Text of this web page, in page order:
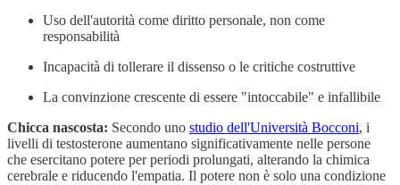
Uso dell'autorità come diritto personale, non come
responsabilità
Incapacità di tollerare il dissenso o le critiche costruttive
La convinzione crescente di essere "intoccabile" e infallibile
Chicca nascosta: Secondo uno studio dell'Università Bocconi, i
livelli di testosterone aumentano significativamente nelle persone
che esercitano potere per periodi prolungati, alterando la chimica
cerebrale e riducendo l'empatia. Il potere non è solo una condizione